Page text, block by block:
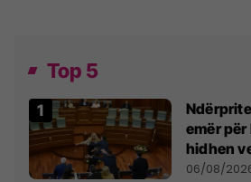
Top 5
emër
hidhen
Kurtit
06/08/